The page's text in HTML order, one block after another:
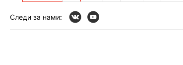
Следи за нами: